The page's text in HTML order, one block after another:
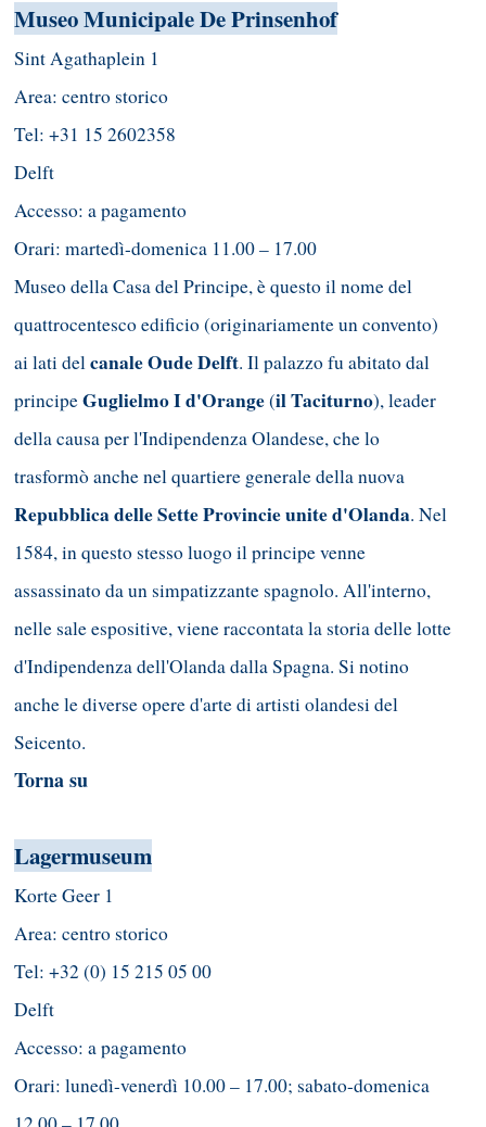
Museo Municipale De Prinsenhof
Sint Agathaplein 1
Area: centro storico
Tel: +31 15 2602358
Delft
Accesso: a pagamento
Orari: martedì-domenica 11.00 – 17.00
Museo della Casa del Principe, è questo il nome del
quattrocentesco edificio (originariamente un convento)
ai lati delcanale Oude Delft. Il palazzo fu abitato dal
principeGuglielmo I d'Orange(il Taciturno), leader
della causa per l'Indipendenza Olandese, che lo
trasformò anche nel quartiere generale della nuova
Repubblica delle Sette Provincie unite d'Olanda. Nel
1584, in questo stesso luogo il principe venne
assassinato da un simpatizzante spagnolo. All'interno,
nelle sale espositive, viene raccontata la storia delle lotte
d'Indipendenza dell'Olanda dalla Spagna. Si notino
anche le diverse opere d'arte di artisti olandesi del
Seicento.
Torna su
Lagermuseum
Korte Geer 1
Area: centro storico
Tel: +32 (0) 15 215 05 00
Delft
Accesso: a pagamento
Orari: lunedì-venerdì 10.00 – 17.00; sabato-domenica